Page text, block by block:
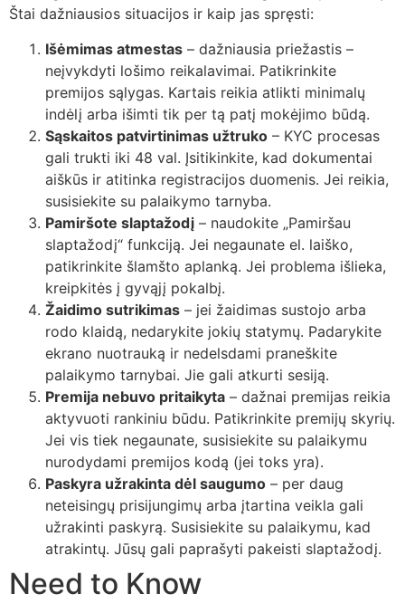
Štai dažniausios situacijos ir kaip jas spręsti:
Išėmimas atmestas – dažniausia priežastis –
neįvykdyti lošimo reikalavimai. Patikrinkite
premijos sąlygas. Kartais reikia atlikti minimalų
indėlį arba išimti tik per tą patį mokėjimo būdą.
Sąskaitos patvirtinimas užtruko – KYC procesas
gali trukti iki 48 val. Įsitikinkite, kad dokumentai
aiškūs ir atitinka registracijos duomenis. Jei reikia,
susisiekite su palaikymo tarnyba.
Pamiršote slaptažodį – naudokite „Pamiršau
slaptažodį“ funkciją. Jei negaunate el. laiško,
patikrinkite šlamšto aplanką. Jei problema išlieka,
kreipkitės į gyvąjį pokalbį.
Žaidimo sutrikimas – jei žaidimas sustojo arba
rodo klaidą, nedarykite jokių statymų. Padarykite
ekrano nuotrauką ir nedelsdami praneškite
palaikymo tarnybai. Jie gali atkurti sesiją.
Premija nebuvo pritaikyta – dažnai premijas reikia
aktyvuoti rankiniu būdu. Patikrinkite premijų skyrių.
Jei vis tiek negaunate, susisiekite su palaikymu
nurodydami premijos kodą (jei toks yra).
Paskyra užrakinta dėl saugumo – per daug
neteisingų prisijungimų arba įtartina veikla gali
užrakinti paskyrą. Susisiekite su palaikymu, kad
atrakintų. Jūsų gali paprašyti pakeisti slaptažodį.
Need to Know